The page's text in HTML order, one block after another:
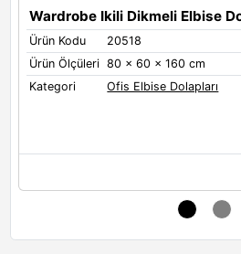
Wardrobe Ikili Dikmeli Elbise
Ürün Kodu
20518
Ürün Ölçüleri 80 x 60 x 160 cm
Kategori
Ofis Elbise Dolapları